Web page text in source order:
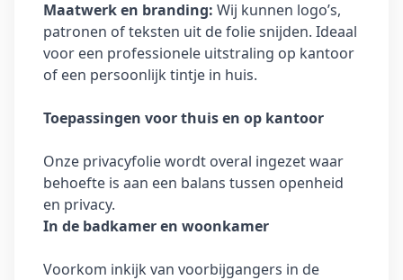
Maatwerk en branding: Wij kunnen logo’s,
patronen of teksten uit de folie snijden. Ideaal
voor een professionele uitstraling op kantoor
of een persoonlijk tintje in huis.
Toepassingen voor thuis en op kantoor
Onze privacyfolie wordt overal ingezet waar
behoefte is aan een balans tussen openheid
en privacy.
In de badkamer en woonkamer
Voorkom inkijk van voorbijgangers in de